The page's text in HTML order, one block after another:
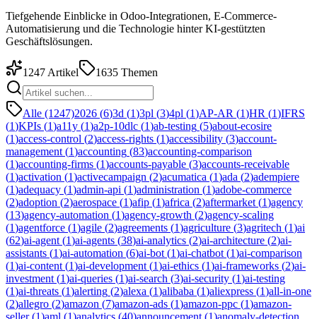
Tiefgehende Einblicke in Odoo-Integrationen, E-Commerce-
Automatisierung und die Technologie hinter KI-gestützten
Geschäftslösungen.
1247 Artikel 1635 Themen
Alle (1247)2026 (6)3d (1)3pl (3)4pl (1)AP-AR (1)HR (1)IFRS
(1)KPIs (1)a11y (1)a2p-10dlc (1)ab-testing (5)about-ecosire
(1)access-control (2)access-rights (1)accessibility (3)account-
management (1)accounting (83)accounting-comparison
(1)accounting-firms (1)accounts-payable (3)accounts-receivable
(1)activation (1)activecampaign (2)acumatica (1)ada (2)adempiere
(1)adequacy (1)admin-api (1)administration (1)adobe-commerce
(2)adoption (2)aerospace (1)afip (1)africa (2)aftermarket (1)agency
(13)agency-automation (1)agency-growth (2)agency-scaling
(1)agentforce (1)agile (2)agreements (1)agriculture (3)agritech (1)ai
(62)ai-agent (1)ai-agents (38)ai-analytics (2)ai-architecture (2)ai-
assistants (1)ai-automation (6)ai-bot (1)ai-chatbot (1)ai-comparison
(1)ai-content (1)ai-development (1)ai-ethics (1)ai-frameworks (2)ai-
investment (1)ai-queries (1)ai-search (3)ai-security (1)ai-testing
(1)ai-threats (1)alerting (2)alexa (1)alibaba (1)aliexpress (1)all-in-one
(2)allegro (2)amazon (7)amazon-ads (1)amazon-ppc (1)amazon-
seller(1)aml (1)analytics (40)announcement (1)anomaly-detection